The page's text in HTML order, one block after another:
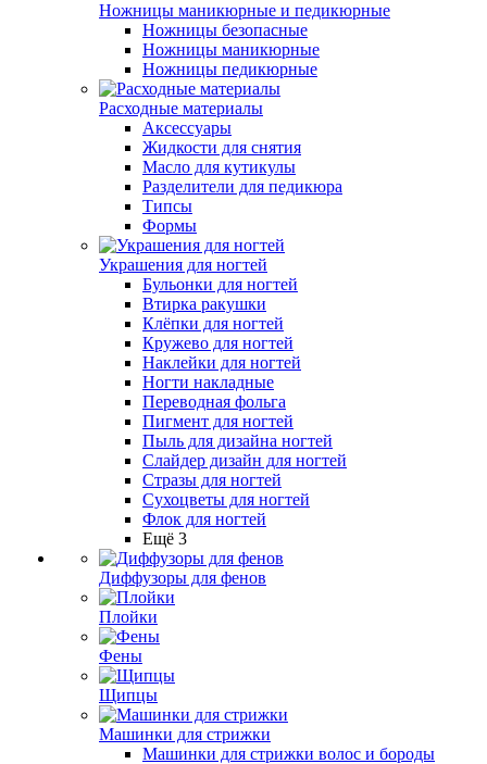
Ножницы маникюрные и педикюрные
Ножницы безопасные
Ножницы маникюрные
Ножницы педикюрные
Расходные материалы
Аксессуары
Жидкости для снятия
Масло для кутикулы
Разделители для педикюра
Типсы
Формы
Украшения для ногтей
Бульонки для ногтей
Втирка ракушки
Клёпки для ногтей
Кружево для ногтей
Наклейки для ногтей
Ногти накладные
Переводная фольга
Пигмент для ногтей
Пыль для дизайна ногтей
Слайдер дизайн для ногтей
Стразы для ногтей
Сухоцветы для ногтей
Флок для ногтей
Ещё 3
Диффузоры для фенов
Плойки
Фены
Щипцы
Машинки для стрижки
Машинки для стрижки волос и бороды